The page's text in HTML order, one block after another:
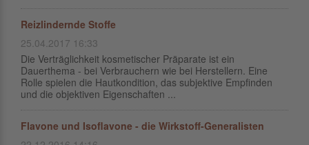
Reizlindernde Stoffe
25.04.2017 16:33
Die Verträglichkeit kosmetischer Präparate ist ein
Dauerthema - bei Verbrauchern wie bei Herstellern. Eine
Rolle spielen die Hautkondition, das subjektive Empfinden
und die objektiven Eigenschaften ...
Flavone und Isoflavone - die Wirkstoff-Generalisten